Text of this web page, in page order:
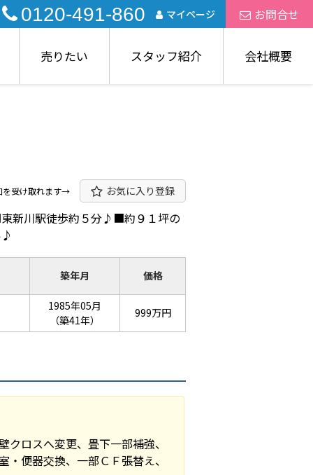
0120-491-860 マイページ お問合せ
売りたい スタッフ紹介 会社概要
を受け取れます→ お気に入り登録
新川駅徒歩約５分♪■約９１坪の
♪
築年月 価格
1985年05月
（築41年）
999万円
ロスへ変更、畳下一部補強、
便器交換、一部ＣＦ張替え、